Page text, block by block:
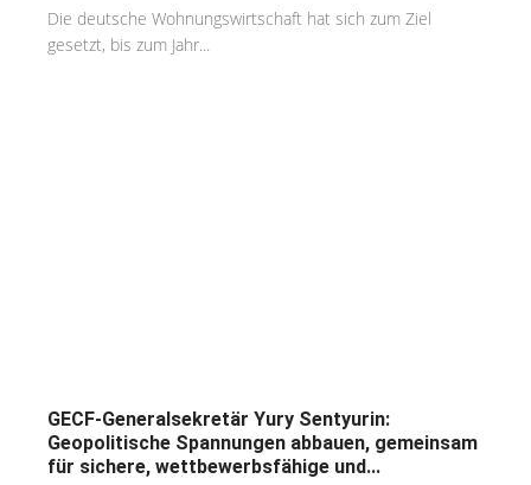
Die deutsche Wohnungswirtschaft hat sich zum Ziel
gesetzt, bis zum Jahr...
GECF-Generalsekretär Yury Sentyurin:
Geopolitische Spannungen abbauen, gemeinsam
für sichere, wettbewerbsfähige und...